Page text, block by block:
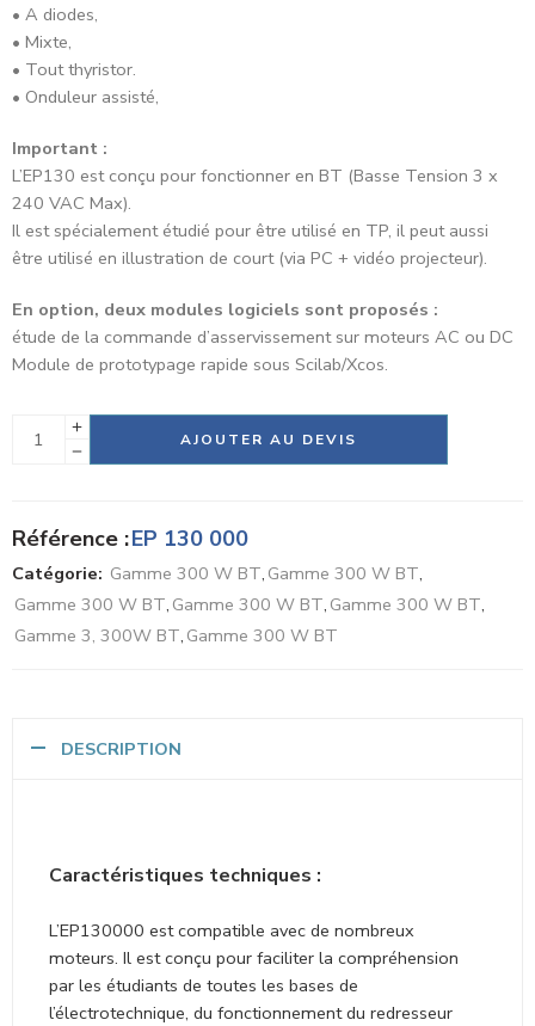
• A diodes,
• Mixte,
• Tout thyristor.
• Onduleur assisté,
Important :
L’EP130 est conçu pour fonctionner en BT (Basse Tension 3 x
240 VAC Max).
Il est spécialement étudié pour être utilisé en TP, il peut aussi
être utilisé en illustration de court (via PC + vidéo projecteur).
En option, deux modules logiciels sont proposés :
étude de la commande d’asservissement sur moteurs AC ou DC
Module de prototypage rapide sous Scilab/Xcos.
AJOUTER AU DEVIS
Alternative:
Référence :EP 130 000
Catégorie: Gamme 300 W BT, Gamme 300 W BT,
Gamme 300 W BT, Gamme 300 W BT, Gamme 300 W BT,
Gamme 3, 300W BT, Gamme 300 W BT
DESCRIPTION
Caractéristiques techniques :
L’EP130000 est compatible avec de nombreux
moteurs. Il est conçu pour faciliter la compréhension
par les étudiants de toutes les bases de
l’électrotechnique, du fonctionnement du redresseur